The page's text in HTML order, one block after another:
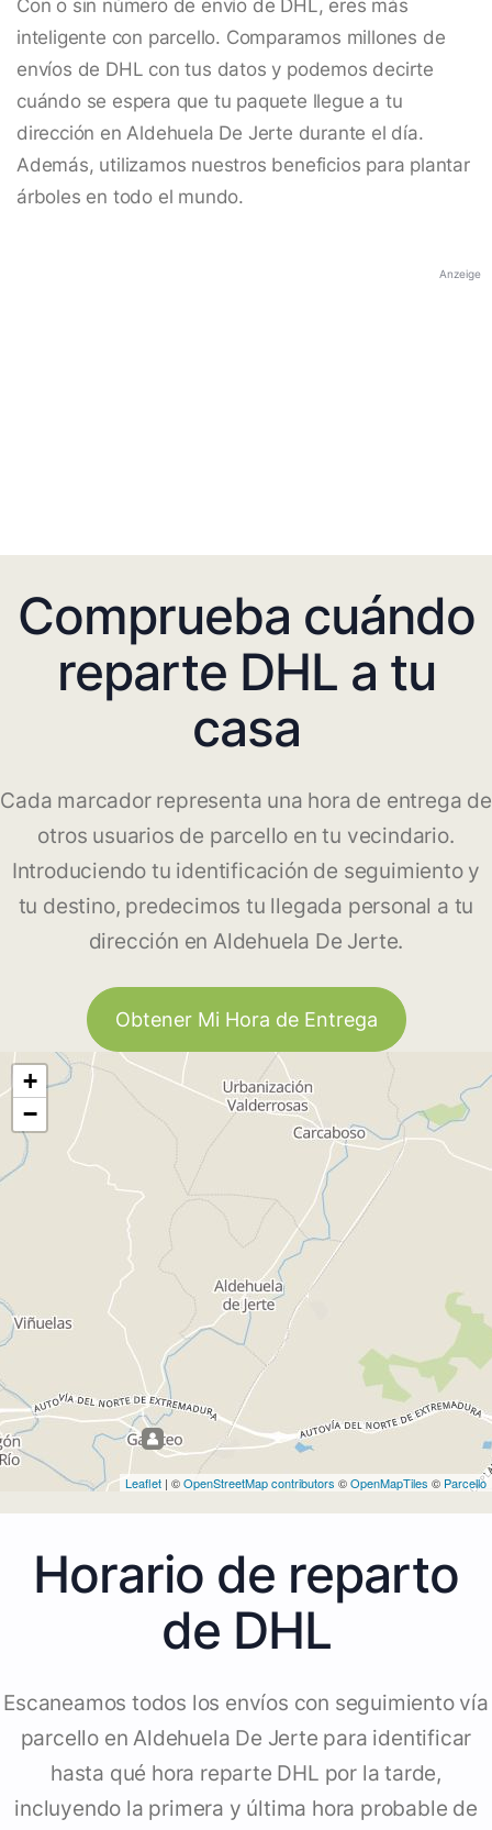
Con o sin número de envío de DHL, eres más
inteligente con parcello. Comparamos millones de
envíos de DHL con tus datos y podemos decirte
cuándo se espera que tu paquete llegue a tu
dirección en Aldehuela De Jerte durante el día.
Además, utilizamos nuestros beneficios para plantar
árboles en todo el mundo.
Anzeige
Comprueba cuándo
reparte DHL a tu
casa
Cada marcador representa una hora de entrega de
otros usuarios de parcello en tu vecindario.
Introduciendo tu identificación de seguimiento y
tu destino, predecimos tu llegada personal a tu
dirección en Aldehuela De Jerte.
Obtener Mi Hora de Entrega
+
−
Leaflet | ©OpenStreetMap contributors ©OpenMapTiles © Parcello
Horario de reparto
de DHL
Escaneamos todos los envíos con seguimiento vía
parcello en Aldehuela De Jerte para identificar
hasta qué hora reparte DHL por la tarde,
incluyendo la primera y última hora probable de